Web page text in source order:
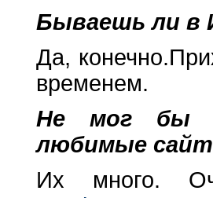
Бываешь ли в
Да,
временем.
Не мог бы
любимые
Их много.